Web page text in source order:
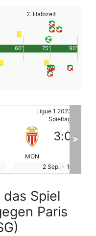
2. Halbzeit
90'
60' 75'
Ligue 1 2023/2024
Spieltag 4
TOU
2:2
3 Sep. - 10:00
>
Spiel
Paris